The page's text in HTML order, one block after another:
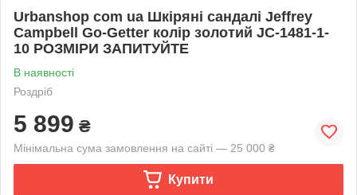
Urbanshop com ua Шкіряні сандалі Jeffrey
Campbell Go-Getter колір золотий JC-1481-1-
10 РОЗМІРИ ЗАПИТУЙТЕ
В наявності
Роздріб
5 899 ₴
Мінімальна сума замовлення на сайті — 25 000 ₴
Купити